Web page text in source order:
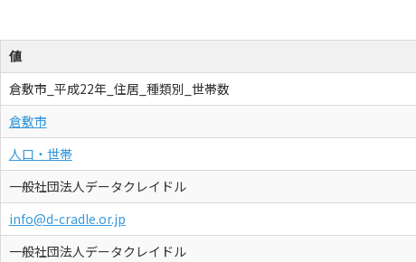
値
倉敷市_平成22年_住居_種類別_世帯数
倉敷市
人口・世帯
一般社団法人データクレイドル
info@d-cradle.or.jp
一般社団法人データクレイドル